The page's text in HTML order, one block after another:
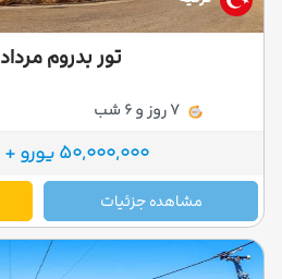
تور بدروم مرداد 1405
50,000,000 یورو + 710 None
مشاهده جزئیات